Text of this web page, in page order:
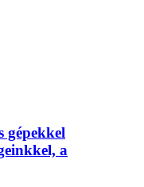
gépekkel
a